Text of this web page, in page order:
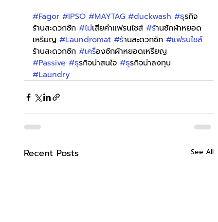
#Fagor #IPSO #MAYTAG #duckwash #ธุรกิจ
ร้านสะดวกซัก #ไม่เสียค่าแฟรนไชส์ #ร้านซักผ้าหยอด
เหรียญ #Laundromat #ร้านสะดวกซัก #แฟรนไชส์
ร้านสะดวกซัก #เครื่องซักผ้าหยอดเหรียญ
#Passive #ธุรกิจน่าสนใจ #ธุรกิจน่าลงทุน
#Laundry
Recent Posts See All